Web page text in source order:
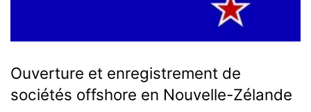
Ouverture et enregistrement de
sociétés offshore en Nouvelle-Zélande